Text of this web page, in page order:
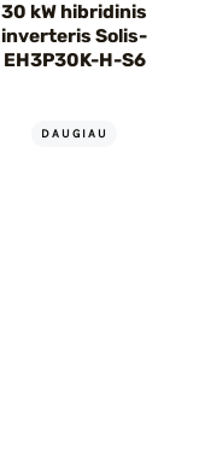
30 kW hibridinis
inverteris Solis-
EH3P30K-H-S6
DAUGIAU